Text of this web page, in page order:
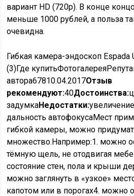
вариант HD (720р). В конце
меньше 1000 рублей, а польза
очевидна.
Гибкая камера-эндоскоп Espada
(3)Где
автора67810.04.2017Отзыв
рекомендуют:40Достоинства:
задумкаНедостатки:
дальность автофокусаМест
гибкой камеры, можно
множество.Например:1. можно
тёмную щель, не отодвигая
состояние стен, пола и крыши
можно заглянуть в «узкое»
капотом или в порогах4. можно